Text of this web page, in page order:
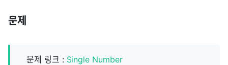
문제
문제 링크 : Single Number